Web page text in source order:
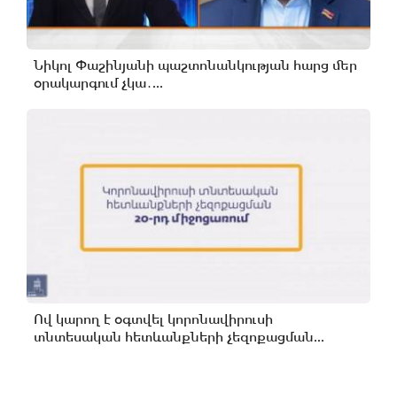
Նիկոլ Փաշինյանի պաշտոնանկության հարց մեր
օրակարգում չկա․...
Ով կարող է օգտվել կորոնավիրուսի
տնտեսական հետևանքների չեզոքացման...